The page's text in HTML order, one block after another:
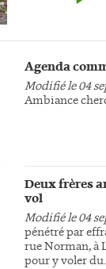
Agenda
Modifié le 04
Ambiance
Deux frères
vol
Modifié le 04
pénétré par
rue Norman, à
pour y voler